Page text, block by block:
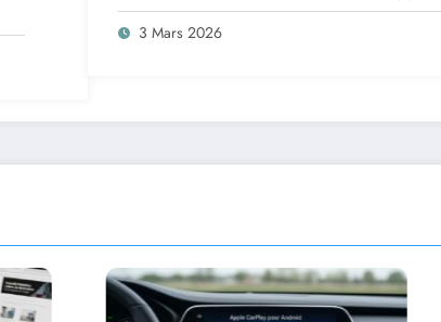
3 Mars 2026